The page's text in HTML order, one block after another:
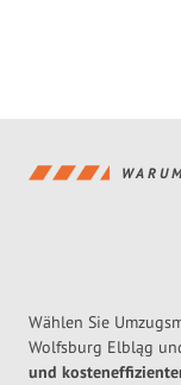
Wählen Sie
Wolfsburg Elbląg
und